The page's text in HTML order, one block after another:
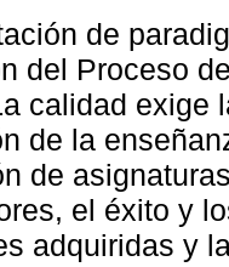
de
del Proceso
calidad exige
de la
de
el éxito y
adquiridas y